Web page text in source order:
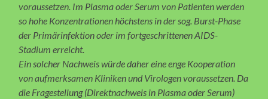
voraussetzen. Im Plasma oder Serum von Patienten werden
so hohe Konzentrationen höchstens in der sog. Burst-Phase
der Primärinfektion oder im fortgeschrittenen AIDS-
Stadium erreicht.
Ein solcher Nachweis würde daher eine enge Kooperation
von aufmerksamen Kliniken und Virologen voraussetzen. Da
die Fragestellung (Direktnachweis in Plasma oder Serum)